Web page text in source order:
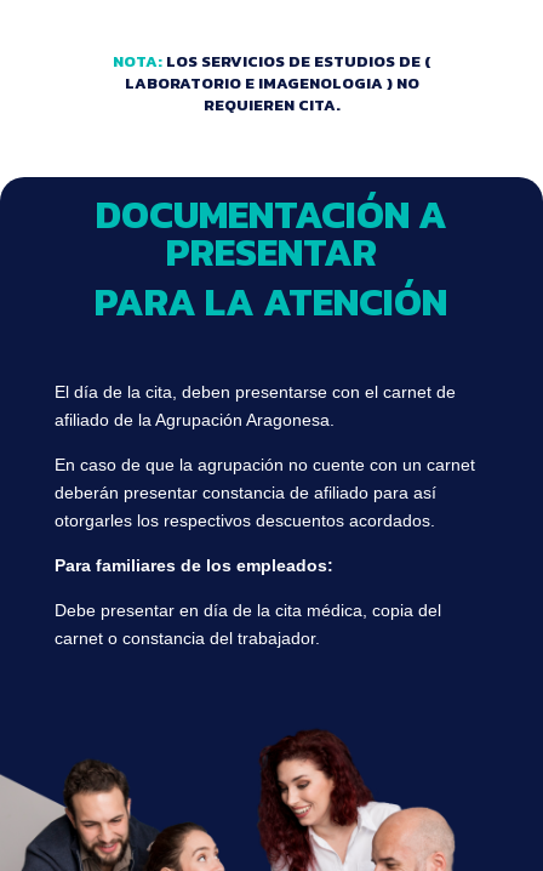
NOTA: LOS SERVICIOS DE ESTUDIOS DE (
LABORATORIO E IMAGENOLOGIA ) NO
REQUIEREN CITA.
DOCUMENTACIÓN A
PRESENTAR
PARA LA ATENCIÓN
El día de la cita, deben presentarse con el carnet de
afiliado de la Agrupación Aragonesa.
En caso de que la agrupación no cuente con un carnet
deberán presentar constancia de afiliado para así
otorgarles los respectivos descuentos acordados.
Para familiares de los empleados:
Debe presentar en día de la cita médica, copia del
carnet o constancia del trabajador.